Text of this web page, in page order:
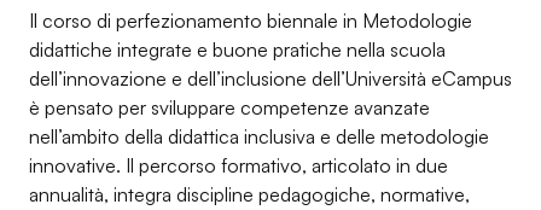
Il corso di perfezionamento biennale in Metodologie
didattiche integrate e buone pratiche nella scuola
dell’innovazione e dell’inclusione dell’Università eCampus
è pensato per sviluppare competenze avanzate
nell’ambito della didattica inclusiva e delle metodologie
innovative. Il percorso formativo, articolato in due
annualità, integra discipline pedagogiche, normative,